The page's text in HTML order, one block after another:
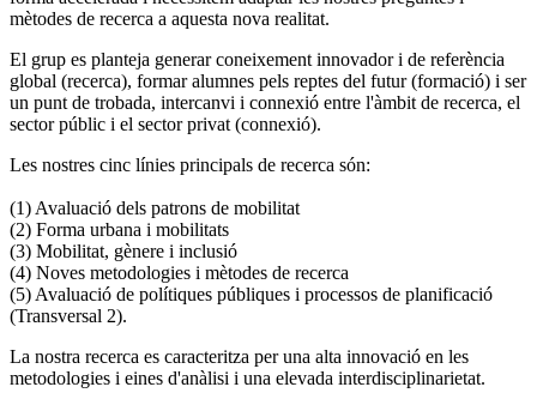
mètodes de recerca a aquesta nova realitat.
El grup es planteja generar coneixement innovador i de referència
global (recerca), formar alumnes pels reptes del futur (formació) i ser
un punt de trobada, intercanvi i connexió entre l'àmbit de recerca, el
sector públic i el sector privat (connexió).
Les nostres cinc línies principals de recerca són:
(1) Avaluació dels patrons de mobilitat
(2) Forma urbana i mobilitats
(3) Mobilitat, gènere i inclusió
(4) Noves metodologies i mètodes de recerca
(5) Avaluació de polítiques públiques i processos de planificació
(Transversal 2).
La nostra recerca es caracteritza per una alta innovació en les
metodologies i eines d'anàlisi i una elevada interdisciplinarietat.